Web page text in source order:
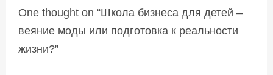
One thought on “Школа бизнеса для детей –
веяние моды или подготовка к реальности
жизни?”